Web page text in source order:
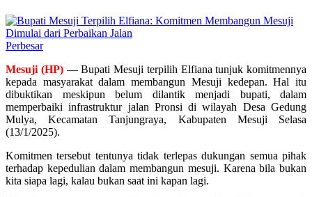
Perbesar
Mesuji (HP) — Bupati Mesuji terpilih Elfiana tunjuk komitmennya
kepada masyarakat dalam membangun Mesuji kedepan. Hal itu
dibuktikan meskipun belum dilantik menjadi bupati, dalam
memperbaiki infrastruktur jalan Pronsi di wilayah Desa Gedung
Mulya, Kecamatan Tanjungraya, Kabupaten Mesuji Selasa
(13/1/2025).
Komitmen tersebut tentunya tidak terlepas dukungan semua pihak
terhadap kepedulian dalam membangun mesuji. Karena bila bukan
kita siapa lagi, kalau bukan saat ini kapan lagi.